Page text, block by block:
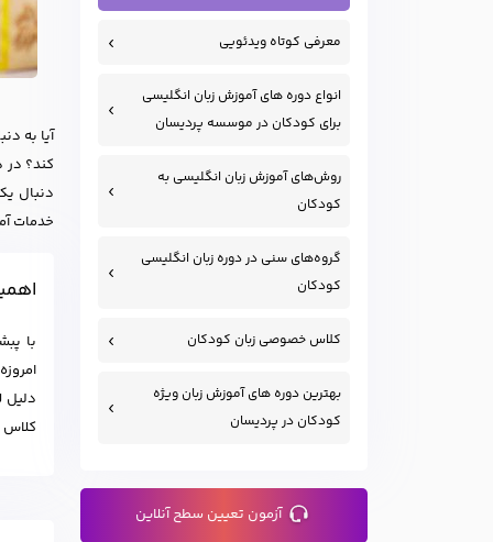
آیا به
کند؟ در
دنبال
خدمات
با
دلیل
کلاس
معرفی کوتاه ویدئویی
انواع دوره های آموزش زبان انگلیسی
برای کودکان در موسسه پردیسان
روش‌های آموزش زبان انگلیسی به
کودکان
گروه‌های سنی در دوره زبان انگلیسی
کودکان
کلاس خصوصی زبان کودکان
بهترین دوره های آموزش زبان ویژه
کودکان در پردیسان
آزمون تعیین سطح آنلاین